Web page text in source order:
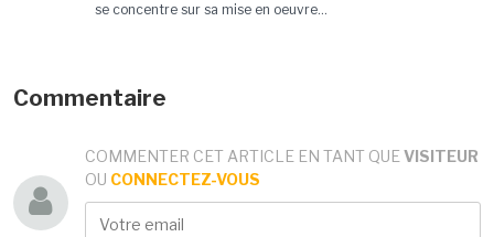
se concentre sur sa mise en oeuvre...
Commentaire
COMMENTER CET ARTICLE EN TANT QUE VISITEUR
OU CONNECTEZ-VOUS